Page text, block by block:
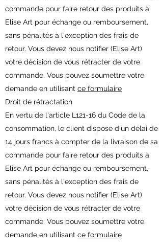
commande pour faire retour des produits à
Elise Art pour échange ou remboursement,
sans pénalités à l'exception des frais de
retour. Vous devez nous notifier (Elise Art)
votre décision de vous rétracter de votre
commande. Vous pouvez soumettre votre
demande en utilisant ce formulaire
Droit de rétractation
En vertu de l'article L121-16 du Code de la
consommation, le client dispose d'un délai de
14 jours francs à compter de la livraison de sa
commande pour faire retour des produits à
Elise Art pour échange ou remboursement,
sans pénalités à l'exception des frais de
retour. Vous devez nous notifier (Elise Art)
votre décision de vous rétracter de votre
commande. Vous pouvez soumettre votre
demande en utilisant ce formulaire